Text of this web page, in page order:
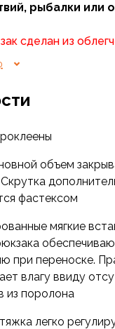
рыбалки или
сделан из
предназначен для
ткань
объем
фастексом
мягкие
при переноске.
влагу ввиду
из поролона
легко